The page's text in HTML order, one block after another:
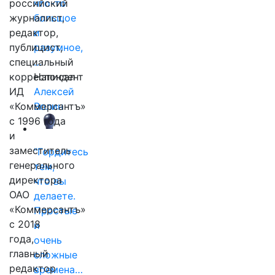
что-то
большое
и
разумное,
…
Написал
Алексей
Волин
"Гордитесь
тем,
что вы
делаете.
Простые
и
очень
сложные
времена…
российский
журналист,
редактор,
публицист,
специальный
корреспондент
ИД
«Коммерсантъ»
с 1996 года
и
заместитель
генерального
директора
ОАО
«Коммерсантъ»
с 2018
года,
главный
редактор